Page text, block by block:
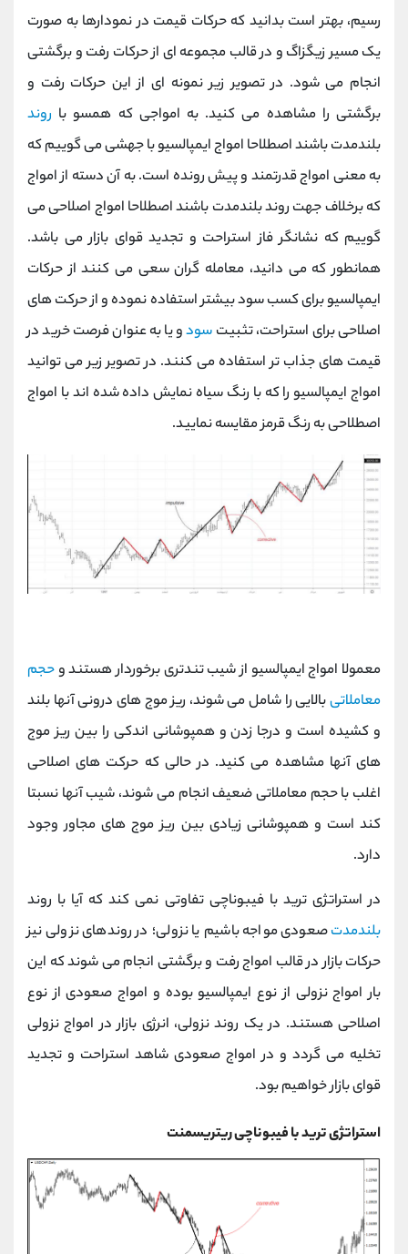
رسیم، بهتر است بدانید که حرکات قیمت در نمودارها به صورت
یک مسیر زیگزاگ و در قالب مجموعه ای از حرکات رفت و برگشتی
انجام می شود. در تصویر زیر نمونه ای از این حرکات رفت و
برگشتی را مشاهده می کنید. به امواجی که همسو با روند
بلندمدت باشند اصطلاحا امواج ایمپالسیو با جهشی می گوییم که
به معنی امواج قدرتمند و پیش رونده است. به آن دسته از امواج
که برخلاف جهت روند بلندمدت باشند اصطلاحا امواج اصلاحی می
گوییم که نشانگر فاز استراحت و تجدید قوای بازار می باشد.
همانطور که می دانید، معامله گران سعی می کنند از حرکات
ایمپالسیو برای کسب سود بیشتر استفاده نموده و از حرکت های
اصلاحی برای استراحت، تثبیت سودو یا به عنوان فرصت خرید در
قیمت های جذاب تر استفاده می کنند. در تصویر زیر می توانید
امواج ایمپالسیو را که با رنگ سیاه نمایش داده شده اند با امواج
اصطلاحی به رنگ قرمز مقایسه نمایید.
معمولا امواج ایمپالسیو از شیب تندتری برخوردار هستند وحجم
معاملاتیبالایی را شامل می شوند، ریز موج های درونی آنها بلند
و کشیده است و درجا زدن و همپوشانی اندکی را بین ریز موج
های آنها مشاهده می کنید. در حالی که حرکت های اصلاحی
اغلب با حجم معاملاتی ضعیف انجام می شوند، شیب آنها نسبتا
کند است و همپوشانی زیادی بین ریز موج های مجاور وجود
دارد.
در استراتژی ترید با فیبوناچی تفاوتی نمی کند که آیا با روند
بلندمدتصعودی مواجه باشیم یا نزولی؛ در روندهای نزولی نیز
حرکات بازار در قالب امواج رفت و برگشتی انجام می شوند که این
بار امواج نزولی از نوع ایمپالسیو بوده و امواج صعودی از نوع
اصلاحی هستند. در یک روند نزولی، انرژی بازار در امواج نزولی
تخلیه می گردد و در امواج صعودی شاهد استراحت و تجدید
قوای بازار خواهیم بود.
استراتژی ترید با فیبوناچی ریتریسمنت